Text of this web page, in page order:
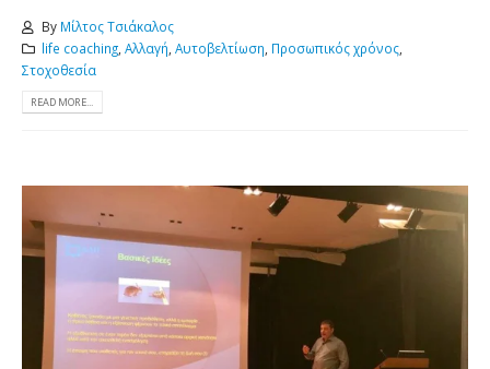
By Μίλτος Τσιάκαλος
life coaching, Αλλαγή, Αυτοβελτίωση, Προσωπικός χρόνος,
Στοχοθεσία
READ MORE...